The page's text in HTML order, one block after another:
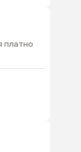
платно